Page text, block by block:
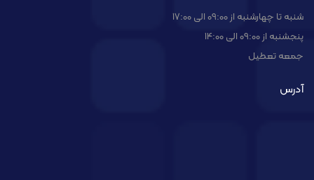
شنبه تا چهارشنبه از 09:00 الی 17:00
پنجشنبه از 09:00 الی 14:00
جمعه تعطیل
آدرس